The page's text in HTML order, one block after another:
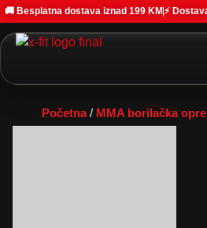
🚚 Besplatna dostava iznad 199 KM ⚡
Početna/ MMA borilačka